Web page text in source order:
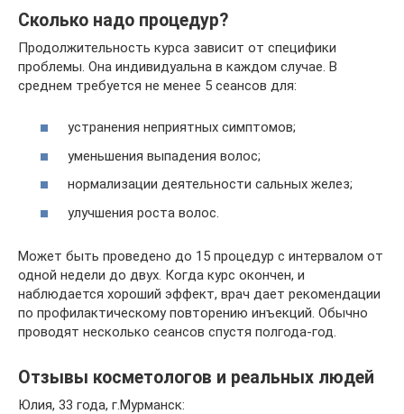
Сколько надо процедур?
Продолжительность курса зависит от специфики
проблемы. Она индивидуальна в каждом случае. В
среднем требуется не менее 5 сеансов для:
устранения неприятных симптомов;
уменьшения выпадения волос;
нормализации деятельности сальных желез;
улучшения роста волос.
Может быть проведено до 15 процедур с интервалом от
одной недели до двух. Когда курс окончен, и
наблюдается хороший эффект, врач дает рекомендации
по профилактическому повторению инъекций. Обычно
проводят несколько сеансов спустя полгода-год.
Отзывы косметологов и реальных людей
Юлия, 33 года, г.Мурманск: